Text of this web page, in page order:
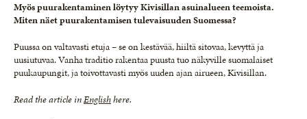
Myös puurakentaminen löytyy Kivisillan asuinalueen teemoista.
Miten näet puurakentamisen tulevaisuuden Suomessa?
Puussa on valtavasti etuja – se on kestävää, hiiltä sitovaa, kevyttä ja
uusiutuvaa. Vanha traditio rakentaa puusta tuo näkyville suomalaiset
puukaupungit, ja toivottavasti myös uuden ajan airueen, Kivisillan.
Read the article inEnglishhere.